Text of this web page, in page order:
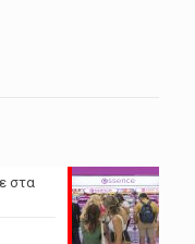
στα